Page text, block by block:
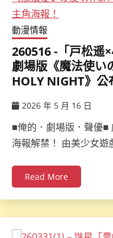
動漫情報
260516 -「戸松遥
劇場版《魔法使い
HOLY NIGHT》公
2026 年 5 月 16 日
■俺的．劇場版．聲優■
海報解禁！ 由美少女遊
Read More